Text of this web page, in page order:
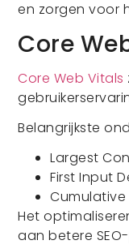
en zorgen voor
Core
Core Web Vitals
Belangrijkste
Largest
First Input
Het
aan betere